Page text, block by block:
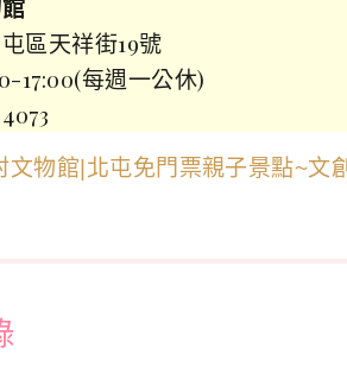
區天祥街19號
17:00(每週一公休)